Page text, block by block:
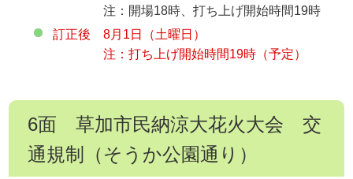
注：開場18時、打ち上げ開始時間19時
訂正後
8月1日（土曜日）
注：打ち上げ開始時間19時（予定）
6面 草加市民納涼大花火大会 交
通規制（そうか公園通り）